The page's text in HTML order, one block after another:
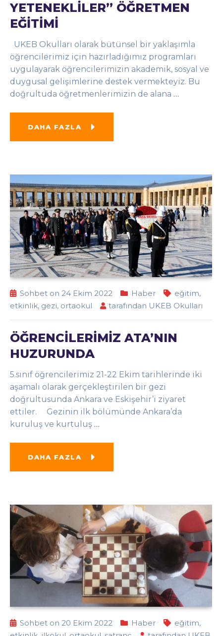
YETENEKLİLER” ÖĞRETMEN
EĞİTİMİ
UKEB Okulları olarak bütünsel bir yaklaşımla
öğrencilerimiz için hazırladığımız programları
uygulayarak öğrencilerimizin akademik, sosyal ve
duygusal gelişimlerine destek vermekteyiz. Bu
doğrultuda öğretmenlerimizin de alana …
DAHA FAZLA
Sohbet on 24 Ekim 2022 Haber eğitim,
etkinlik, gezi, ortaokul tarafından UKEB Okulları
ÖĞRENCİLERİMİZ ATA’NIN
HUZURUNDA
5.sınıf öğrencilerimiz 21-22 Ekim tarihlerinde iki
aşamalı olarak gerçekleştirilen bir gezi
doğrultusunda Ankara ve Eskişehir’i ziyaret
ettiler. Gezinin ilk bölümünde Ankara’da
kuruluş ve kurtuluş …
DAHA FAZLA
Sohbet on 20 Ekim 2022 Haber eğitim,